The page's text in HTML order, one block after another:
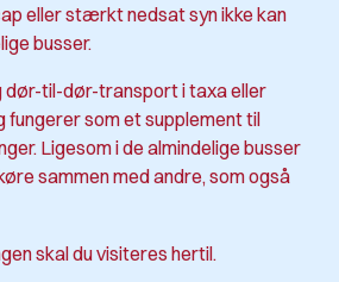
eller stærkt nedsat syn ikke kan
busser.
dør-til-dør-transport i taxa eller
fungerer som et supplement til
Ligesom i de almindelige busser
sammen med andre, som også
skal du visiteres hertil.